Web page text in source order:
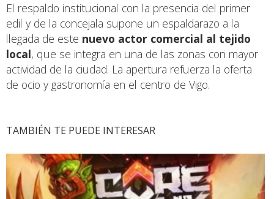
El respaldo institucional con la presencia del primer
edil y de la concejala supone un espaldarazo a la
llegada de este nuevo actor comercial al tejido
local, que se integra en una de las zonas con mayor
actividad de la ciudad. La apertura refuerza la oferta
de ocio y gastronomía en el centro de Vigo.
TAMBIÉN TE PUEDE INTERESAR